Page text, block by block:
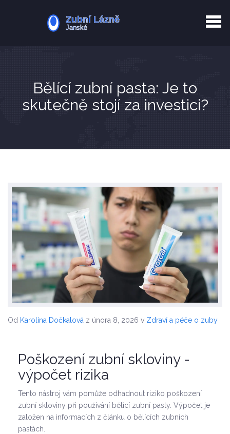
Zotavení po extrakci
Bělící zubní pasta: Je to
skutečně stojí za investici?
Od Karolína Dočkalová z února 8, 2026 v Zdraví a péče o zuby
Poškození zubní skloviny -
výpočet rizika
Tento nástroj vám pomůže odhadnout riziko poškození
zubní skloviny při používání bělící zubní pasty. Výpočet je
založen na informacích z článku o bělících zubních
pastách.